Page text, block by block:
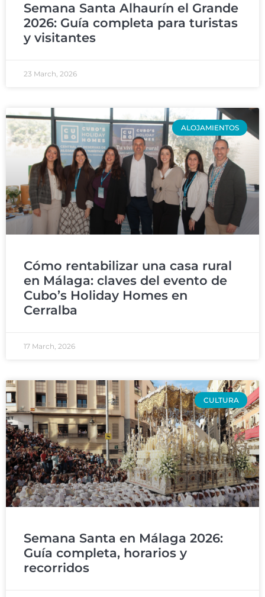
Semana Santa Alhaurín el Grande
2026: Guía completa para turistas
y visitantes
23 March, 2026
ALOJAMIENTOS
Cómo rentabilizar una casa rural
en Málaga: claves del evento de
Cubo’s Holiday Homes en
Cerralba
17 March, 2026
CULTURA
Semana Santa en Málaga 2026:
Guía completa, horarios y
recorridos